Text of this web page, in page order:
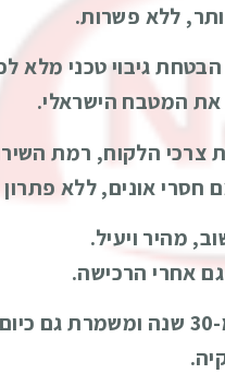
ללא פשרות.
גיבוי טכני מלא
את המטבח הישראלי.
צרכי הלקוח, רמת
חסרי אונים, ללא
מהיר ויעיל.
גם אחרי הרכישה.
אנ אנד ג'י מכונות מזון בע"מ​​, נוסדה על-ידי